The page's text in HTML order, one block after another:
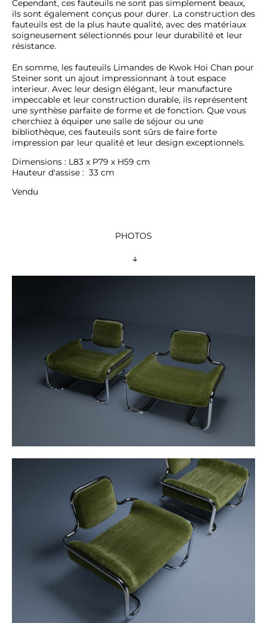
Cependant, ces fauteuils ne sont pas simplement beaux,
ils sont également conçus pour durer. La construction des
fauteuils est de la plus haute qualité, avec des matériaux
soigneusement sélectionnés pour leur durabilité et leur
résistance.
En somme, les fauteuils Limandes de Kwok Hoi Chan pour
Steiner sont un ajout impressionnant à tout espace
interieur. Avec leur design élégant, leur manufacture
impeccable et leur construction durable, ils représentent
une synthèse parfaite de forme et de fonction. Que vous
cherchiez à équiper une salle de séjour ou une
bibliothèque, ces fauteuils sont sûrs de faire forte
impression par leur qualité et leur design exceptionnels.
Dimensions : L83 x P79 x H59 cm
Hauteur d'assise :  33 cm
Vendu
PHOTOS
↓